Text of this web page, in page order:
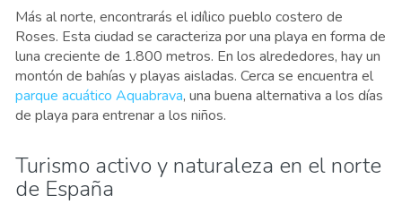
Más al norte, encontrarás el idílico pueblo costero de
Roses. Esta ciudad se caracteriza por una playa en forma de
luna creciente de 1.800 metros. En los alrededores, hay un
montón de bahías y playas aisladas. Cerca se encuentra el
parque acuático Aquabrava, una buena alternativa a los días
de playa para entrenar a los niños.
Turismo activo y naturaleza en el norte
de España